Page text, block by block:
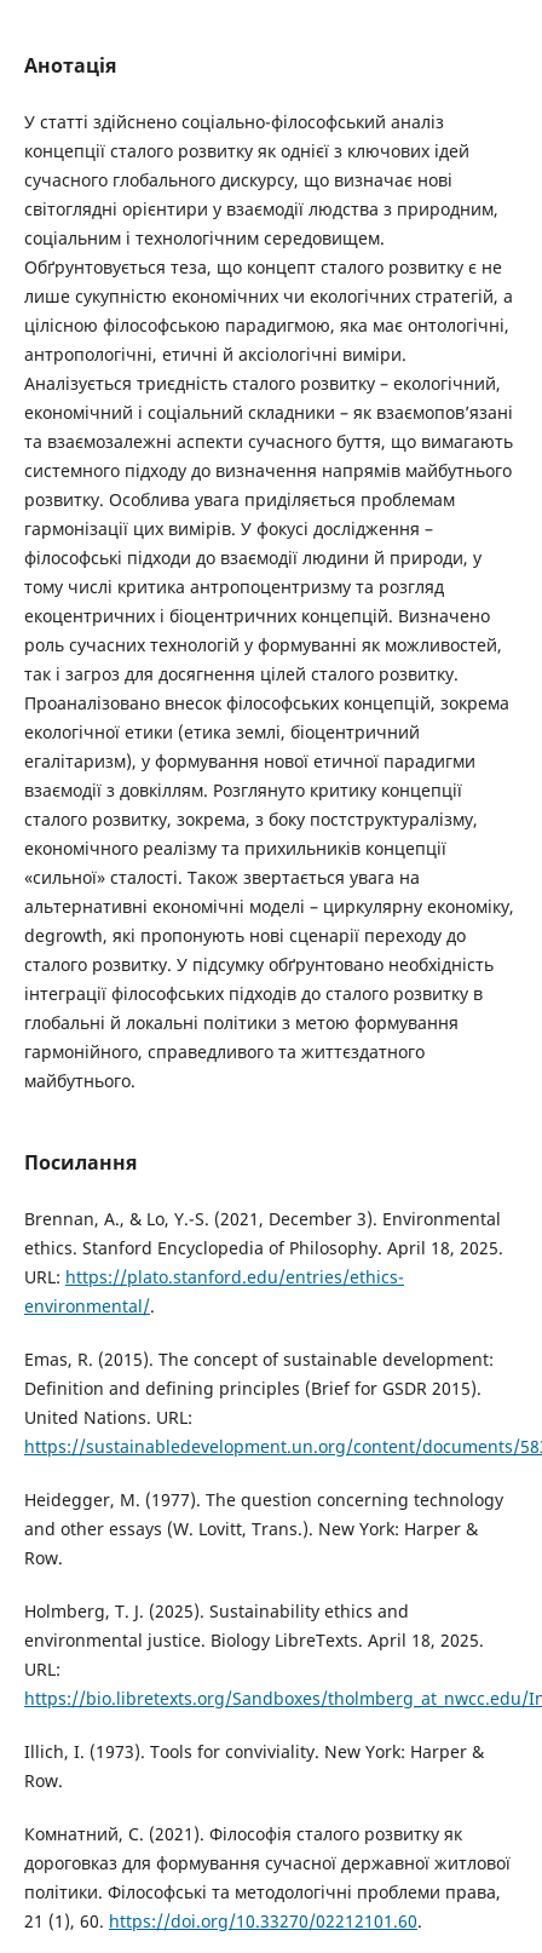
Анотація
У статті здійснено соціально-філософський аналіз
концепції сталого розвитку як однієї з ключових ідей
сучасного глобального дискурсу, що визначає нові
світоглядні орієнтири у взаємодії людства з природним,
соціальним і технологічним середовищем.
Обґрунтовується теза, що концепт сталого розвитку є не
лише сукупністю економічних чи екологічних стратегій, а
цілісною філософською парадигмою, яка має онтологічні,
антропологічні, етичні й аксіологічні виміри.
Аналізується триєдність сталого розвитку – екологічний,
економічний і соціальний складники – як взаємопов’язані
та взаємозалежні аспекти сучасного буття, що вимагають
системного підходу до визначення напрямів майбутнього
розвитку. Особлива увага приділяється проблемам
гармонізації цих вимірів. У фокусі дослідження –
філософські підходи до взаємодії людини й природи, у
тому числі критика антропоцентризму та розгляд
екоцентричних і біоцентричних концепцій. Визначено
роль сучасних технологій у формуванні як можливостей,
так і загроз для досягнення цілей сталого розвитку.
Проаналізовано внесок філософських концепцій, зокрема
екологічної етики (етика землі, біоцентричний
егалітаризм), у формування нової етичної парадигми
взаємодії з довкіллям. Розглянуто критику концепції
сталого розвитку, зокрема, з боку постструктуралізму,
економічного реалізму та прихильників концепції
«сильної» сталості. Також звертається увага на
альтернативні економічні моделі – циркулярну економіку,
degrowth, які пропонують нові сценарії переходу до
сталого розвитку. У підсумку обґрунтовано необхідність
інтеграції філософських підходів до сталого розвитку в
глобальні й локальні політики з метою формування
гармонійного, справедливого та життєздатного
майбутнього.
Посилання
Brennan, A., & Lo, Y.-S. (2021, December 3). Environmental
ethics. Stanford Encyclopedia of Philosophy. April 18, 2025.
URL: https://plato.stanford.edu/entries/ethics-
environmental/.
Emas, R. (2015). The concept of sustainable development:
Definition and defining principles (Brief for GSDR 2015).
United Nations. URL:
https://sustainabledevelopment.un.org/content/documents/
Heidegger, M. (1977). The question concerning technology
and other essays (W. Lovitt, Trans.). New York: Harper &
Row.
Holmberg, T. J. (2025). Sustainability ethics and
environmental justice. Biology LibreTexts. April 18, 2025.
URL:
https://bio.libretexts.org/Sandboxes/tholmberg_at_nwcc.edu/
Illich, I. (1973). Tools for conviviality. New York: Harper &
Row.
Комнатний, С. (2021). Філософія сталого розвитку як
дороговказ для формування сучасної державної житлової
політики. Філософські та методологічні проблеми права,
21 (1), 60. https://doi.org/10.33270/02212101.60.